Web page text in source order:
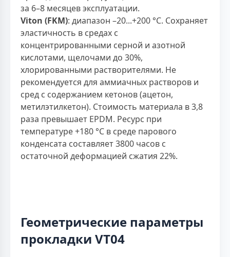
за 6–8 месяцев эксплуатации.
Viton (FKM): диапазон –20...+200 °С. Сохраняет
эластичность в средах с
концентрированными серной и азотной
кислотами, щелочами до 30%,
хлорированными растворителями. Не
рекомендуется для аммиачных растворов и
сред с содержанием кетонов (ацетон,
метилэтилкетон). Стоимость материала в 3,8
раза превышает EPDM. Ресурс при
температуре +180 °С в среде парового
конденсата составляет 3800 часов с
остаточной деформацией сжатия 22%.
Геометрические параметры
прокладки VT04